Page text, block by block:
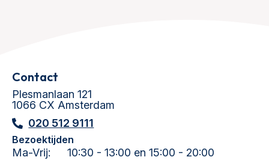
Contact
Plesmanlaan 121
1066 CX Amsterdam
020 512 9111
Bezoektijden
Ma-Vrij:
10:30 - 13:00 en 15:00 - 20:00